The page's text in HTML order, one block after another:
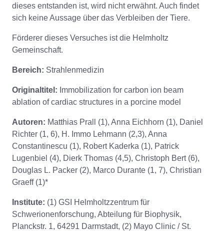
dieses entstanden ist, wird nicht erwähnt. Auch findet
sich keine Aussage über das Verbleiben der Tiere.
Förderer dieses Versuches ist die Helmholtz
Gemeinschaft.
Bereich: Strahlenmedizin
Originaltitel: Immobilization for carbon ion beam
ablation of cardiac structures in a porcine model
Autoren: Matthias Prall (1), Anna Eichhorn (1), Daniel
Richter (1, 6), H. Immo Lehmann (2,3), Anna
Constantinescu (1), Robert Kaderka (1), Patrick
Lugenbiel (4), Dierk Thomas (4,5), Christoph Bert (6),
Douglas L. Packer (2), Marco Durante (1, 7), Christian
Graeff (1)*
Institute: (1) GSI Helmholtzzentrum für
Schwerionenforschung, Abteilung für Biophysik,
Planckstr. 1, 64291 Darmstadt, (2) Mayo Clinic / St.